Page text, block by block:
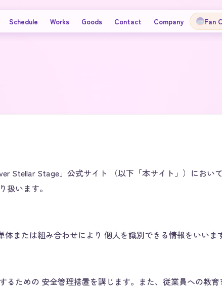
Schedule Works Goods Contact Company Fan
Stellar Stage」公式サイト （以下「本サイト」）におい
います。
または組み合わせにより 個人を識別できる情報をいいま
ための 安全管理措置を講じます。また、従業員への教育